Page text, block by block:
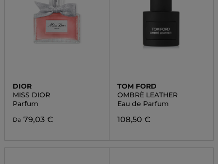
DIOR
MISS DIOR
Parfum
Da 79,03 €
TOM FORD
OMBRÈ LEATHER
Eau de Parfum
108,50 €